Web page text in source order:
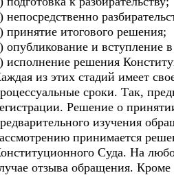
непосредственно
принятие итогового решения;
опубликование и вступление
исполнение решения
из этих стадий имеет
сроки. Так,
Решение о
изучения
принимается
Суда. На
отзыва обращения. Кроме